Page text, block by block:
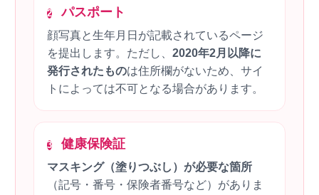
2 パスポート
顔写真と生年月日が記載されているページ
を提出します。ただし、 2020年2月以降に
発行されたものは住所欄がないため、サイ
トによっては不可となる場合があります。
3 健康保険証
マスキング（塗りつぶし）が必要な箇所
（記号・番号・保険者番号など）がありま